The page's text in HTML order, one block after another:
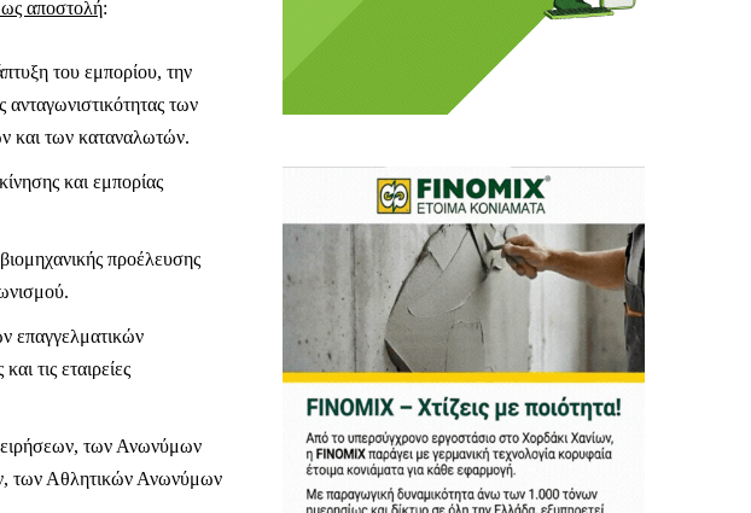
της δημοσιογραφίας μας.
ως αποστολή:
του εμπορίου, την
των
και των καταναλωτών.
και εμπορίας
προέλευσης
επαγγελματικών
τις εταιρείες
των Ανωνύμων
των Αθλητικών Ανωνύμων